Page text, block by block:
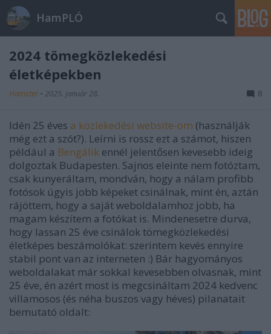
HamPLÓ
2024 tömegközlekedési
életképekben
Hamster • 2025. január 28. 8
Idén 25 éves a közlekedési website-om (használják
még ezt a szót?). Leírni is rossz ezt a számot, hiszen
például a Bengálik ennél jelentősen kevesebb ideig
dolgoztak Budapesten. Sajnos eleinte nem fotóztam,
csak kunyeráltam, mondván, hogy a nálam profibb
fotósok úgyis jobb képeket csinálnak, mint én, aztán
rájöttem, hogy a saját weboldalamhoz jobb, ha
magam készítem a fotókat is. Mindenesetre durva,
hogy lassan 25 éve csinálok tömegközlekedési
életképes beszámolókat: szerintem kevés ennyire
stabil pont van az interneten :) Bár hagyományos
weboldalakat már sokkal kevesebben olvasnak, mint
25 éve, én azért most is megcsináltam 2024 kedvenc
villamosos (és néha buszos vagy héves) pilanatait
bemutató oldalt: